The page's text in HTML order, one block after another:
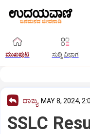
ಮುಖಪುಟ ಸುದ್ದಿ ವಿಭಾಗ
ರಾಜ್ಯ MAY 8, 2024,
SSLC